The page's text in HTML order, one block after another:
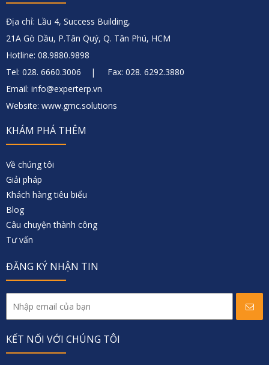
Địa chỉ: Lầu 4, Success Building,
21A Gò Dầu, P.Tân Quý, Q. Tân Phú, HCM
Hotline: 08.9880.9898
Tel: 028. 6660.3006 | Fax: 028. 6292.3880
Email: info@experterp.vn
Website: www.gmc.solutions
KHÁM PHÁ THÊM
Về chúng tôi
Giải pháp
Khách hàng tiêu biểu
Blog
Câu chuyện thành công
Tư vấn
ĐĂNG KÝ NHẬN TIN
KẾT NỐI VỚI CHÚNG TÔI